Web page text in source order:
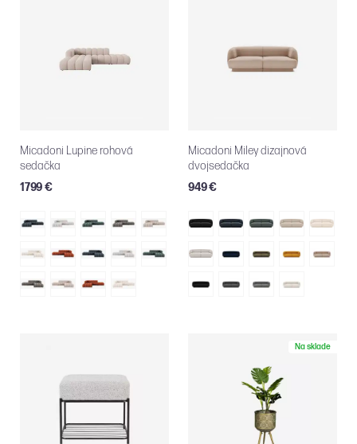
Micadoni Lupine rohová
sedačka
1799 €
Micadoni Miley dizajnová
dvojsedačka
949 €
Na sklade